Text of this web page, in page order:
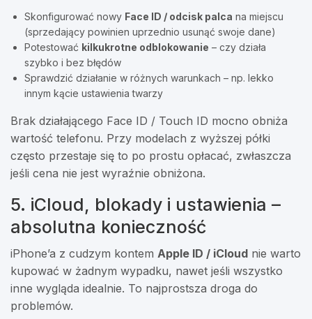
Skonfigurować nowy Face ID / odcisk palca na miejscu
(sprzedający powinien uprzednio usunąć swoje dane)
Potestować kilkukrotne odblokowanie – czy działa
szybko i bez błędów
Sprawdzić działanie w różnych warunkach – np. lekko
innym kącie ustawienia twarzy
Brak działającego Face ID / Touch ID mocno obniża
wartość telefonu. Przy modelach z wyższej półki
często przestaje się to po prostu opłacać, zwłaszcza
jeśli cena nie jest wyraźnie obniżona.
5. iCloud, blokady i ustawienia –
absolutna konieczność
iPhone’a z cudzym kontem Apple ID / iCloud nie warto
kupować w żadnym wypadku, nawet jeśli wszystko
inne wygląda idealnie. To najprostsza droga do
problemów.